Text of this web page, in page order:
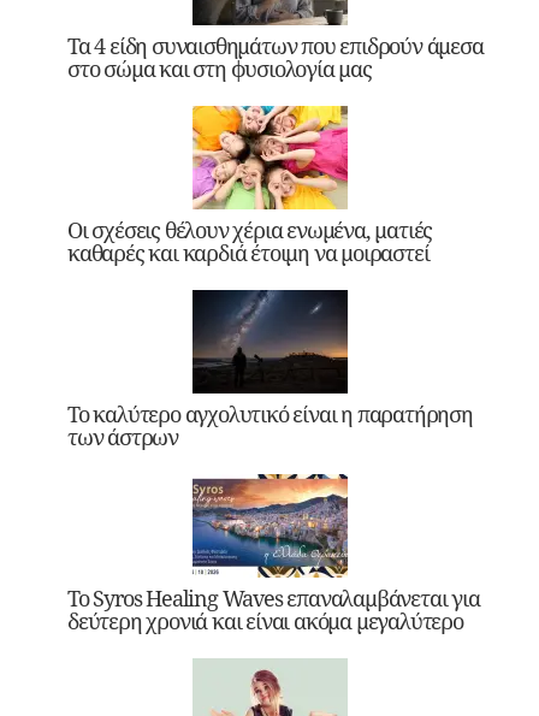
Τα 4 είδη συναισθημάτων που επιδρούν άμεσα
στο σώμα και στη φυσιολογία μας
Οι σχέσεις θέλουν χέρια ενωμένα, ματιές
καθαρές και καρδιά έτοιμη να μοιραστεί
Το καλύτερο αγχολυτικό είναι η παρατήρηση
των άστρων
Το Syros Healing Waves επαναλαμβάνεται για
δεύτερη χρονιά και είναι ακόμα μεγαλύτερο